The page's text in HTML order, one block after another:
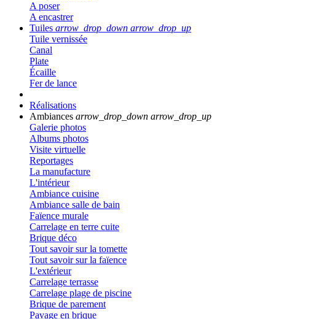
A poser
A encastrer
Tuiles arrow_drop_down arrow_drop_up
Tuile vernissée
Canal
Plate
Écaille
Fer de lance
Réalisations
Ambiances arrow_drop_down arrow_drop_up
Galerie photos
Albums photos
Visite virtuelle
Reportages
La manufacture
L'intérieur
Ambiance cuisine
Ambiance salle de bain
Faïence murale
Carrelage en terre cuite
Brique déco
Tout savoir sur la tomette
Tout savoir sur la faïence
L'extérieur
Carrelage terrasse
Carrelage plage de piscine
Brique de parement
Pavage en brique